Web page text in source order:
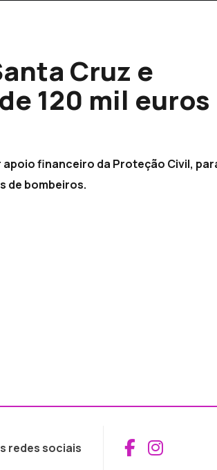
Cruz e
120 mil euros
financeiro da Proteção Civil,
de bombeiros.
redes sociais Aceder